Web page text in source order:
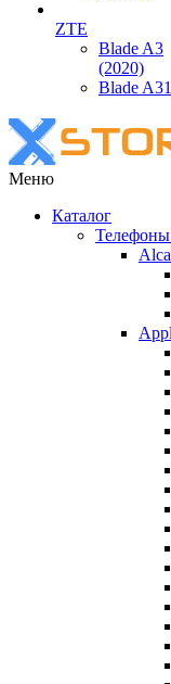
ZTE
Blade A3
(2020)
Blade A31
Меню
Каталог
Телефоны